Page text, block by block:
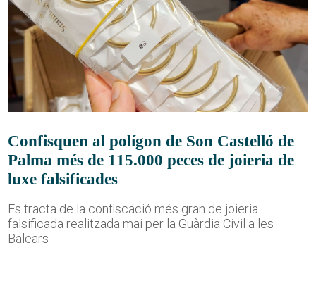
Confisquen al polígon de Son Castelló de
Palma més de 115.000 peces de joieria de
luxe falsificades
Es tracta de la confiscació més gran de joieria
falsificada realitzada mai per la Guàrdia Civil a les
Balears